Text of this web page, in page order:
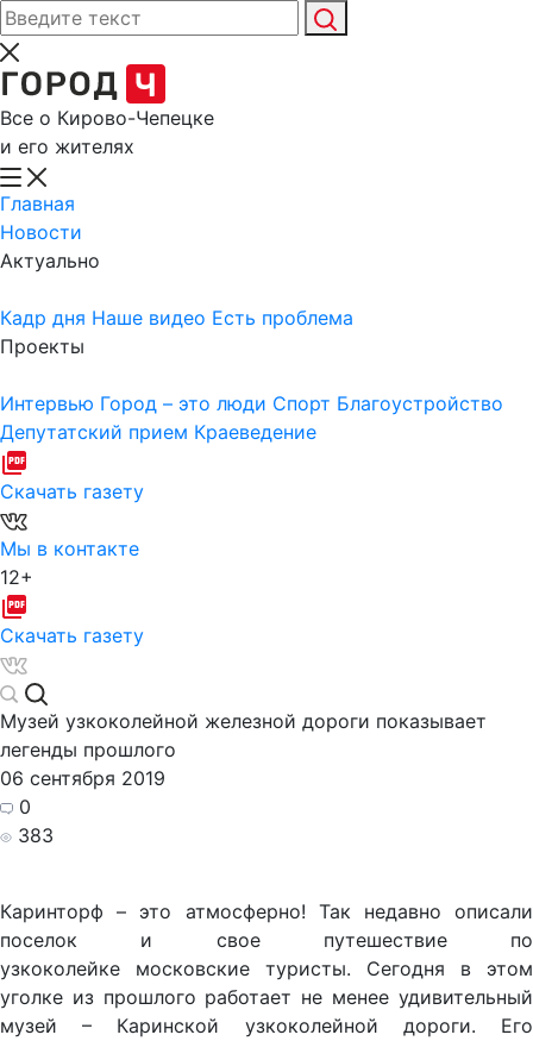
Все о Кирово-Чепецке
и его жителях
Главная
Новости
Актуально
Кадр дня Наше видео Есть проблема
Проекты
Интервью Город – это люди Спорт Благоустройство
Депутатский прием Краеведение
Скачать газету
Мы в контакте
12+
Скачать газету
Музей узкоколейной железной дороги показывает
легенды прошлого
06 сентября 2019
0
383
Каринторф – это атмосферно! Так недавно описали
поселок и свое путешествие по
узкоколейке московские туристы. Сегодня в этом
уголке из прошлого работает не менее удивительный
музей – Каринской узкоколейной дороги. Его